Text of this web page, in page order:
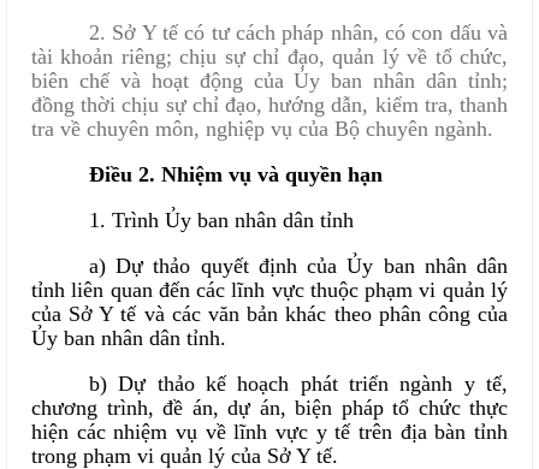
2. Sở Y tế có tư cách pháp nhân, có con dấu và
tài khoản riêng; chịu sự chỉ đạo, quản lý về tổ chức,
biên chế và hoạt động của Ủy ban nhân dân tỉnh;
đồng thời chịu sự chỉ đạo, hướng dẫn, kiểm tra, thanh
tra về chuyên môn, nghiệp vụ của Bộ chuyên ngành.
Điều 2. Nhiệm vụ và quyền hạn
1. Trình Ủy ban nhân dân tỉnh
a) Dự thảo quyết định của Ủy ban nhân dân
tỉnh liên quan đến các lĩnh vực thuộc phạm vi quản lý
của Sở Y tế và các văn bản khác theo phân công của
Ủy ban nhân dân tỉnh.
b) Dự thảo kế hoạch phát triển ngành y tế,
chương trình, đề án, dự án, biện pháp tổ chức thực
hiện các nhiệm vụ về lĩnh vực y tế trên địa bàn tỉnh
trong phạm vi quản lý của Sở Y tế.